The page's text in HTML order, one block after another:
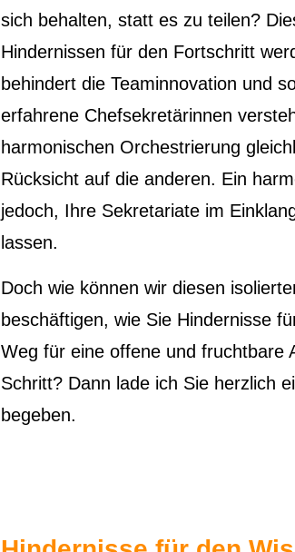
sich behalten, statt es zu teilen?
Hindernissen für den Fortschritt
behindert die Teaminnovation und
erfahrene Chefsekretärinnen
harmonischen Orchestrierung
Rücksicht auf die anderen. Ein
jedoch, Ihre Sekretariate im
lassen.
Doch wie können wir diesen
beschäftigen, wie Sie Hindernisse
Weg für eine offene und fruchtbare
Schritt? Dann lade ich Sie herzlich
begeben.